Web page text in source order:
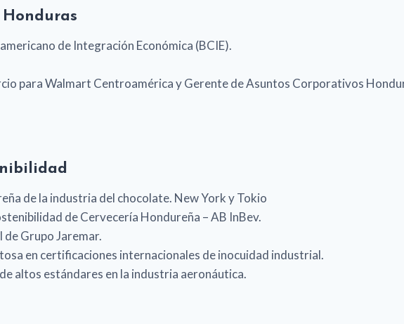
de Integración Económica (BCIE).
para Walmart Centroamérica y Gerente de Asuntos Corporativos
de la industria del chocolate. New York y Tokio
de Cervecería Hondureña – AB InBev.
Grupo Jaremar.
en certificaciones internacionales de inocuidad industrial.
altos estándares en la industria aeronáutica.